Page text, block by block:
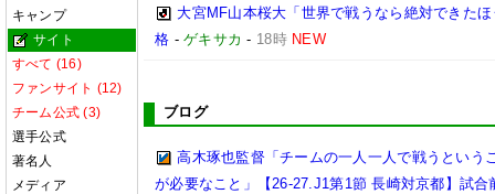
キャンプ
サイト
すべて (16)
ファンサイト (12)
チーム公式 (3)
選手公式
著名人
メディア
大宮MF山本桜大「世界で戦うなら絶対できた
格 -ゲキサカ - 18時 NEW
ブログ
高木琢也監督「チームの一人一人で戦うという
が必要なこと」【26-27.J1第1節 長崎対京都】試合